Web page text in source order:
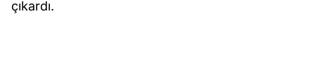
çıkardı.